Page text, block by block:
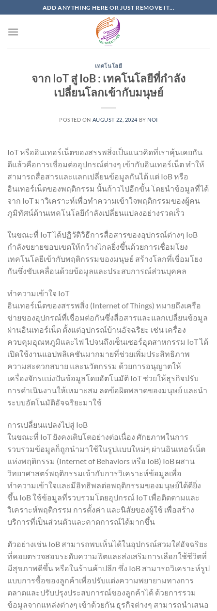
to
content
ADD ANYTHING HERE OR JUST REMOVE IT...
เทคโนโลยี
จาก IoT สู่ IoB : เทคโนโลยีที่กำลัง
เปลี่ยนโลกเข้ากับมนุษย์
POSTED ON AUGUST 22, 2024 BY NOI
IoT หรืออินเทอร์เน็ตของสรรพสิ่งเป็นแนวคิดที่เราคุ้นเคยกัน
ดีแล้วคือการเชื่อมต่ออุปกรณ์ต่างๆ เข้ากับอินเทอร์เน็ต ทำให้
สามารถสื่อสารและแลกเปลี่ยนข้อมูลกันได้ แต่ IoB หรือ
อินเทอร์เน็ตของพฤติกรรม นั้นก้าวไปอีกขั้น โดยนำข้อมูลที่ได้
จาก IoT มาวิเคราะห์เพื่อทำความเข้าใจพฤติกรรมของผู้คน
ภูมิทัศน์ด้านเทคโนโลยีกำลังเปลี่ยนแปลงอย่างรวดเร็ว
ในขณะที่ IoT ได้ปฏิวัติวิธีการสื่อสารของอุปกรณ์ต่างๆ IoB
กำลังขยายขอบเขตให้กว้างไกลยิ่งขึ้นด้วยการเชื่อมโยง
เทคโนโลยีเข้ากับพฤติกรรมของมนุษย์ สร้างโลกที่เชื่อมโยง
กันซึ่งขับเคลื่อนด้วยข้อมูลและประสบการณ์ส่วนบุคคล
ทำความเข้าใจ IoT
อินเทอร์เน็ตของสรรพสิ่ง (Internet of Things) หมายถึงเครือ
ข่ายของอุปกรณ์ที่เชื่อมต่อกันซึ่งสื่อสารและแลกเปลี่ยนข้อมูล
ผ่านอินเทอร์เน็ต ตั้งแต่อุปกรณ์บ้านอัจฉริยะ เช่น เครื่อง
ควบคุมอุณหภูมิและไฟ ไปจนถึงเซ็นเซอร์อุตสาหกรรม IoT ได้
เปิดใช้งานแอปพลิเคชันมากมายที่ช่วยเพิ่มประสิทธิภาพ
ความสะดวกสบาย และนวัตกรรม ด้วยการอนุญาตให้
เครื่องจักรแบ่งปันข้อมูลโดยอัตโนมัติ IoT ช่วยให้ธุรกิจปรับ
การดำเนินงานให้เหมาะสม ลดข้อผิดพลาดของมนุษย์ และนำ
ระบบอัตโนมัติอัจฉริยะมาใช้
การเปลี่ยนแปลงไปสู่ ​​IoB
ในขณะที่ IoT ยังคงเติบโตอย่างต่อเนื่อง ศักยภาพในการ
รวบรวมข้อมูลก็ถูกนำมาใช้ในรูปแบบใหม่ๆ ผ่านอินเทอร์เน็ต
แห่งพฤติกรรม (Internet of Behaviors หรือ IoB) IoB ผสาน
วิทยาศาสตร์พฤติกรรมเข้ากับการวิเคราะห์ข้อมูลเพื่อ
ทำความเข้าใจและมีอิทธิพลต่อพฤติกรรมของมนุษย์ได้ดียิ่ง
ขึ้น IoB ใช้ข้อมูลที่รวบรวมโดยอุปกรณ์ IoT เพื่อติดตามและ
วิเคราะห์พฤติกรรม การตั้งค่า และนิสัยของผู้ใช้ เพื่อสร้าง
บริการที่เป็นส่วนตัวและคาดการณ์ได้มากขึ้น
ตัวอย่างเช่น IoB สามารถพบเห็นได้ในอุปกรณ์สวมใส่อัจฉริยะ
ที่คอยตรวจสอบระดับความฟิตและส่งเสริมการเลือกใช้ชีวิตที่
มีสุขภาพดีขึ้น หรือในร้านค้าปลีก ซึ่ง IoB สามารถวิเคราะห์รูป
แบบการซื้อของลูกค้าเพื่อปรับแต่งความพยายามทางการ
ตลาดและปรับปรุงประสบการณ์ของลูกค้าได้ ด้วยการรวม
ข้อมูลจากแหล่งต่างๆ เข้าด้วยกัน ธุรกิจต่างๆ สามารถนำเสนอ